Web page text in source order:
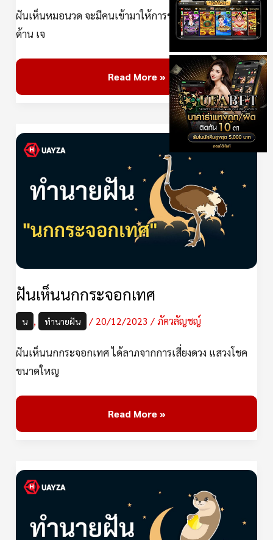
ฝันเห็นหมอนวด จะมีคนเข้ามาให้การช่วยเหลือในหลายๆ
ด้าน เจ
Read More »
ฝันเห็นนกกระจอกเทศ
น , ทำนายฝัน /20/12/2023/ภัควลัญชญ์
ฝันเห็นนกกระจอกเทศ ได้ลาภจากการเสี่ยงดวง แสวงโชค
ขนาดใหญ
นก
กระจอก
Read More »
นาก